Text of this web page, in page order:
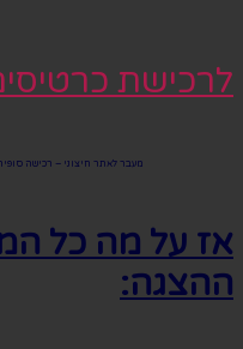
לרכישת
מעבר לאתר חיצוני – רכישה
אז על מה כל
ההצגה: